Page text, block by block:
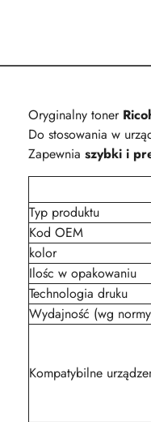
Oryginalny toner
Do stosowania w
Zapewnia szybki i
Typ produktu
Kod OEM
kolor
Ilośc w opakowaniu
Technologia druku
Wydajność (wg
Kompatybilne